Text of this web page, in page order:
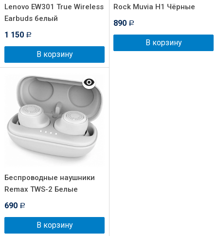
Lenovo EW301 True Wireless
Earbuds белый
1 150 Р
В корзину
Rock Muvia H1 Чёрные
890 Р
В корзину
Беспроводные наушники
Remax TWS-2 Белые
690 Р
В корзину